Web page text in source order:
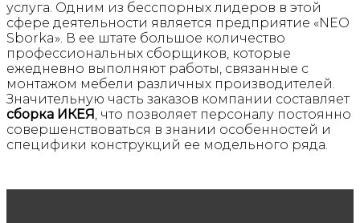
услуга. Одним из бесспорных лидеров в этой
сфере деятельности является предприятие «NEO
Sborka». В ее штате большое количество
профессиональных сборщиков, которые
ежедневно выполняют работы, связанные с
монтажом мебели различных производителей.
Значительную часть заказов компании составляет
сборка ИКЕЯ , что позволяет персоналу постоянно
совершенствоваться в знании особенностей и
специфики конструкций ее модельного ряда.